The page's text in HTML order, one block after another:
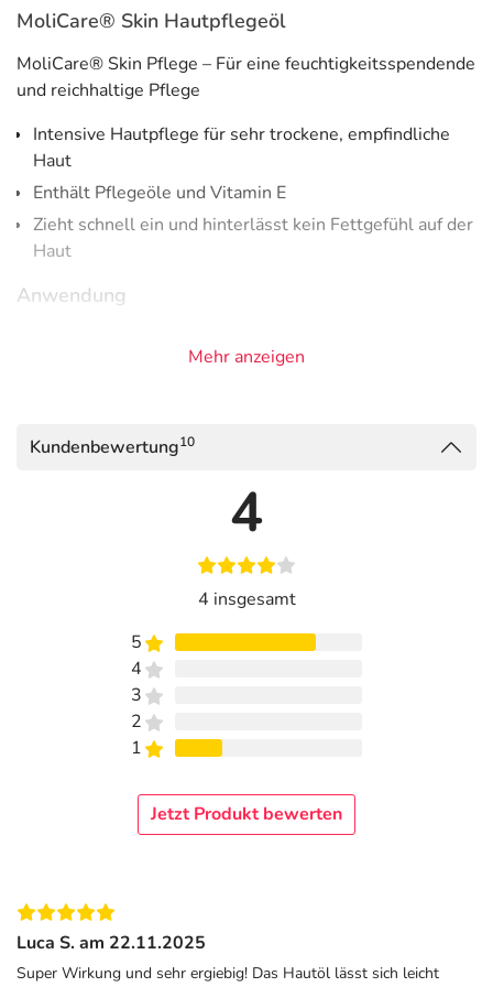
MoliCare® Skin Hautpflegeöl
MoliCare® Skin Pflege – Für eine feuchtigkeitsspendende
und reichhaltige Pflege
Intensive Hautpflege für sehr trockene, empfindliche
Haut
Enthält Pflegeöle und Vitamin E
Zieht schnell ein und hinterlässt kein Fettgefühl auf der
Haut
Anwendung
Triglyceride, Cetearyl Ethylhexanoate, Prunus Amygdalus
Tocopheryl Acetate, Parfum (Fragrance), Tocopherol.
PAUL HARTMANN AG
89522 Heidenheim
elektronische Adresse: https://www.hartmann.info/de-de
| info@hartmann.info
Angaben gem. EU-Produktsicherheitsverordnung (GPSR)
Mehr anzeigen
Kundenbewertung10
4
4 insgesamt
5
4
3
2
1
Jetzt Produkt bewerten
Luca S. am 22.11.2025
Super Wirkung und sehr ergiebig! Das Hautöl lässt sich leicht